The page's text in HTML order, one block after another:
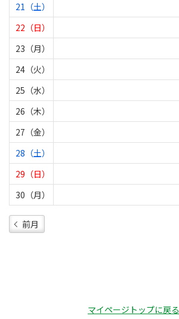
21（土）
22（日）
23（月）
24（火）
25（水）
26（木）
27（金）
28（土）
29（日）
30（月）
前月
マイページトップに戻る